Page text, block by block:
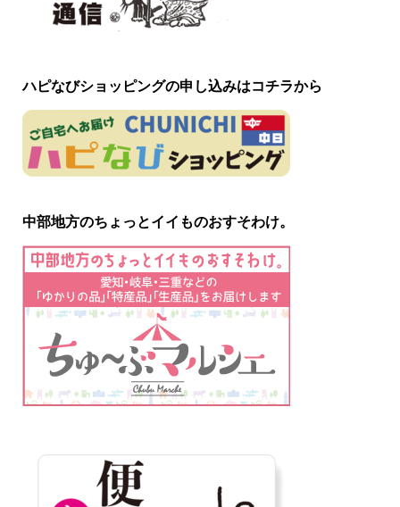
ハピなびショッピングの申し込みはコチラから
中部地方のちょっとイイものおすそわけ。